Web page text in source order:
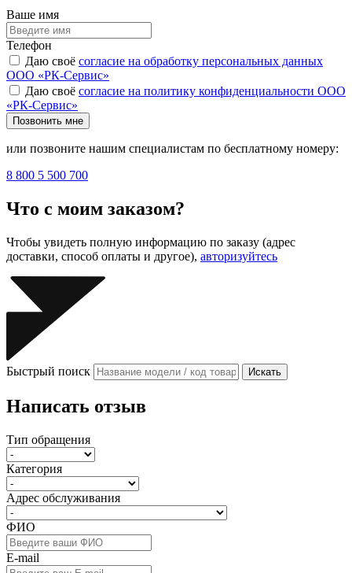
Ваше имя
Телефон
Даю своё согласие на обработку персональных данных
ООО «РК-Сервис»
Даю своё согласие на политику конфиденциальности ООО
«РК-Сервис»
Позвонить мне
или позвоните нашим специалистам по бесплатному номеру:
8 800 5 500 700
Что с моим заказом?
Чтобы увидеть полную информацию по заказу (адрес
доставки, способ оплаты и другое), авторизуйтесь
Быстрый поиск Искать
Написать отзыв
Тип обращения
Категория
Адрес обслуживания
ФИО
E-mail